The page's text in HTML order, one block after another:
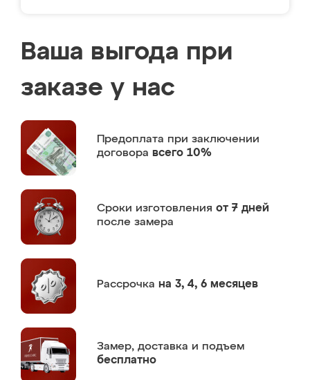
Ваша выгода при
заказе у нас
Предоплата при заключении
договора всего 10%
Сроки изготовления от 7 дней
после замера
Рассрочка на 3, 4, 6 месяцев
Замер, доставка и подъем
бесплатно